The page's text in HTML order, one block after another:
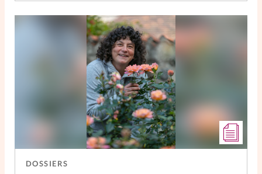
DOSSIERS